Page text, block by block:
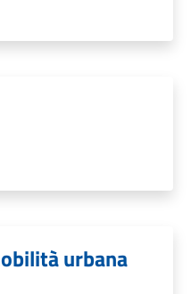
urbana